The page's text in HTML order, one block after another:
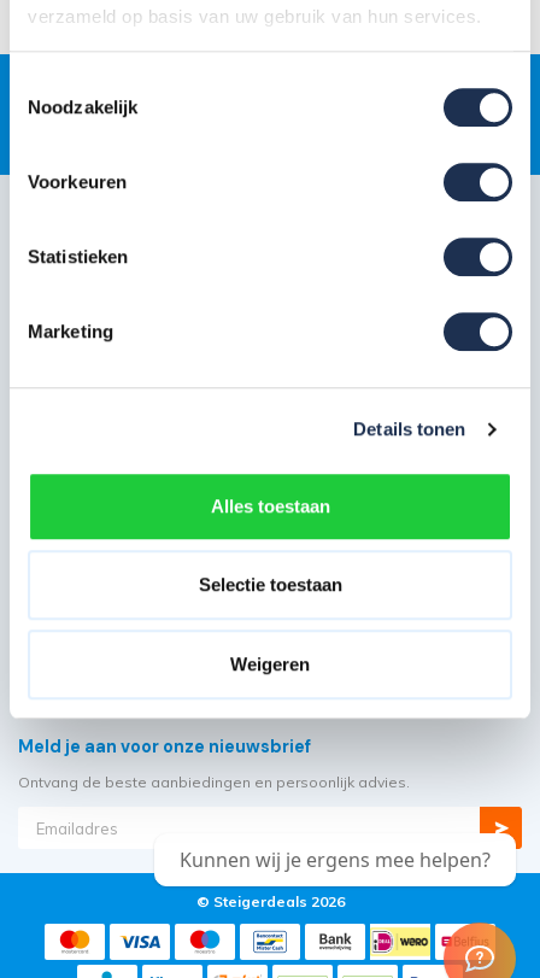
verzameld op basis van uw gebruik van hun services.
Noodzakelijk
Voorkeuren
Statistieken
Marketing
Details tonen
Alles toestaan
Selectie toestaan
Weigeren
Snel regelen in je account
Heb je ons nodig?
1911 DB, Uitgeest
085 - 06 56 19 2
Meld je aan voor onze nieuwsbrief
Ontvang de beste aanbiedingen en persoonlijk advies.
© Steigerdeals 2026
Kunnen wij je ergens mee helpen?